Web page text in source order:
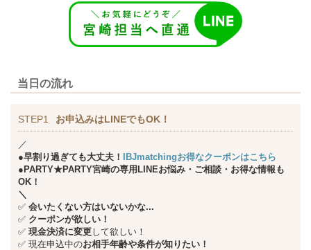
当日の流れ
STEP1 お申込みはLINEでもOK！
／
●早割り過ぎても大丈夫！ IBJmatchingお得なクーポンはこちら
●PARTY★PARTY宮崎の専用LINEお悩み・ご相談・お得な情報も
OK！
＼
✅ 会いたくない方はいないかな...
✅ クーポンが欲しい！
✅ 現金決済に変更して欲しい！
✅ 現在申込中のお相手年齢や条件が知りたい！